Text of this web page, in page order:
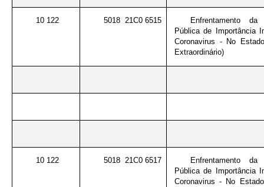
10 122 5018 21C0 6515
Enfrentamento
Pública de Importância
Coronavirus - No
Extraordinário)
10 122 5018 21C0 6517
Enfrentamento
Pública de Importância
Coronavirus - No